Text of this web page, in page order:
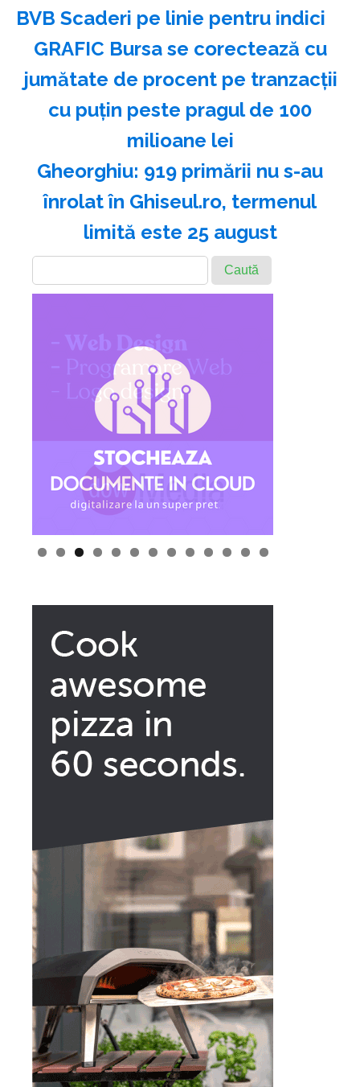
BVB Scaderi pe linie pentru indici
GRAFIC Bursa se corectează cu
jumătate de procent pe tranzacții
cu puțin peste pragul de 100
milioane lei
Gheorghiu: 919 primării nu s-au
înrolat în Ghiseul.ro, termenul
limită este 25 august